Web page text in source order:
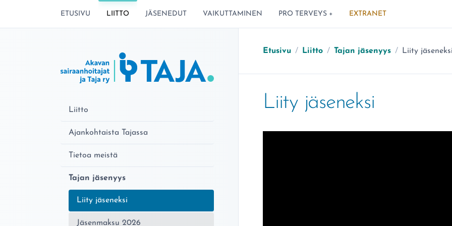
SIIRRY SIVUN SISÄLTÖÖN
ETUSIVU LIITTO JÄSENEDUT VAIKUTTAMINEN PRO TERVEYS + EXTRANET
Etusivu / Liitto / Tajan jäsenyys / Olet täällä:
Liity jäseneksi
Liity jäseneksi
Liitto
Ajankohtaista Tajassa
Tietoa meistä
Tajan jäsenyys
Nykyinen sivu:
Liity jäseneksi
Jäsenmaksu 2026